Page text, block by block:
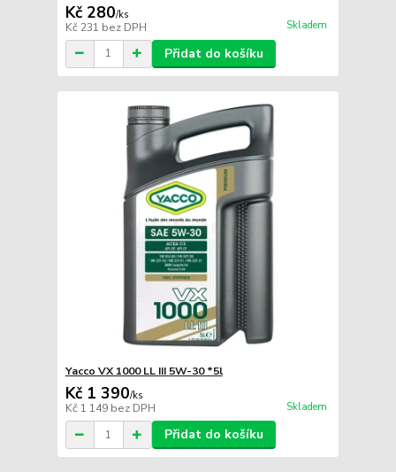
Kč 280/ks
Kč 231 bez DPH Skladem
Přidat do košíku
Yacco VX 1000 LL III 5W-30 *5l
Kč 1 390/ks
Kč 1 149 bez DPH Skladem
Přidat do košíku